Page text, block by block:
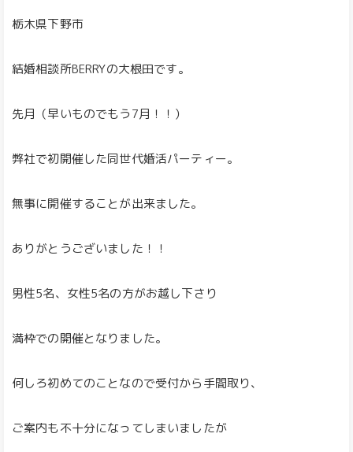
栃木県下野市
結婚相談所BERRYの大根田です。
先月（早いものでもう7月！！）
弊社で初開催した同世代婚活パーティー。
無事に開催することが出来ました。
ありがとうございました！！
男性5名、女性5名の方がお越し下さり
満枠での開催となりました。
何しろ初めてのことなので受付から手間取り、
ご案内も不十分になってしまいましたが